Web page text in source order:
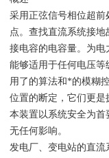
采用正弦信号相位超
点。查找直流系统接
接电容的电容量。为
能够适用于任何电压
用了的算法和*的模糊
位置的断定，它们更
本装置以系统安全为
无任何影响。
发电厂、变电站的直